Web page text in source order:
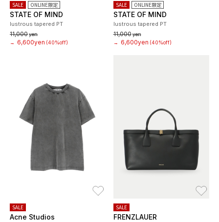
SALE ONLINE限定
STATE OF MIND
lustrous tapered PT
11,000yen
→ 6,600yen (40%off)
SALE ONLINE限定
STATE OF MIND
lustrous tapered PT
11,000yen
→ 6,600yen (40%off)
SALE
Acne Studios
SALE
FRENZLAUER